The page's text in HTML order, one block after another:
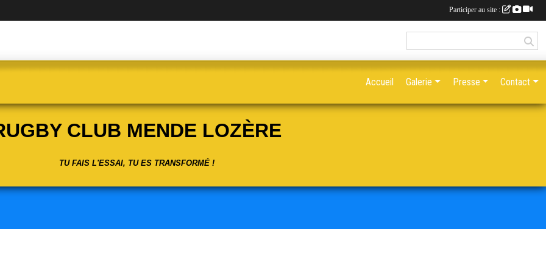
CLUB MENDE LOZÈRE
TU FAIS L'ESSAI, TU ES TRANSFORMÉ !
Accueil Galerie Presse Contact
Participer au site :